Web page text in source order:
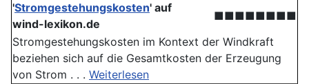
'Stromgestehungskosten' auf
wind-lexikon.de
■■■■■■■■
Stromgestehungskosten im Kontext der Windkraft
beziehen sich auf die Gesamtkosten der Erzeugung
von Strom . . . Weiterlesen